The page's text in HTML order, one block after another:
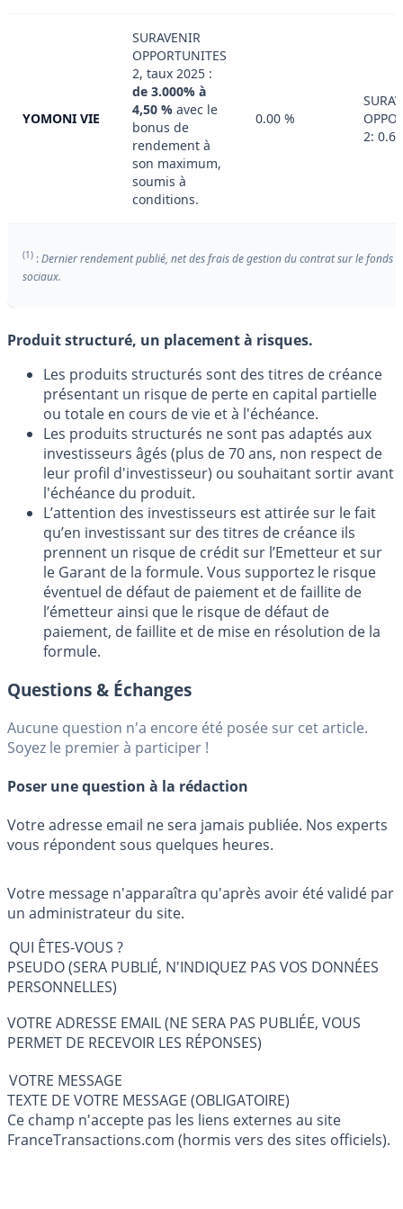
YOMONI VIE
SURAVENIR
OPPORTUNITES
2, taux 2025 :
de 3.000% à
4,50 % avec le
bonus de
rendement à
son maximum,
soumis à
conditions.
0.00 %
2:
(1) :Dernier rendement publié, net des frais de gestion du contrat sur le fonds
sociaux.
Produit structuré, un placement à risques.
Les produits structurés sont des titres de créance
présentant un risque de perte en capital partielle
ou totale en cours de vie et à l'échéance.
Les produits structurés ne sont pas adaptés aux
investisseurs âgés (plus de 70 ans, non respect de
leur profil d'investisseur) ou souhaitant sortir avant
l'échéance du produit.
L’attention des investisseurs est attirée sur le fait
qu’en investissant sur des titres de créance ils
prennent un risque de crédit sur l’Emetteur et sur
le Garant de la formule. Vous supportez le risque
éventuel de défaut de paiement et de faillite de
l’émetteur ainsi que le risque de défaut de
paiement, de faillite et de mise en résolution de la
formule.
Questions & Échanges
Aucune question n'a encore été posée sur cet article.
Soyez le premier à participer !
Poser une question à la rédaction
Votre adresse email ne sera jamais publiée. Nos experts
vous répondent sous quelques heures.
Votre message n'apparaîtra qu'après avoir été validé par
un administrateur du site.
QUI ÊTES-VOUS ?
PSEUDO (SERA PUBLIÉ, N'INDIQUEZ PAS VOS DONNÉES
PERSONNELLES)
VOTRE ADRESSE EMAIL (NE SERA PAS PUBLIÉE, VOUS
PERMET DE RECEVOIR LES RÉPONSES)
VOTRE MESSAGE
TEXTE DE VOTRE MESSAGE (OBLIGATOIRE)
Ce champ n'accepte pas les liens externes au site
FranceTransactions.com (hormis vers des sites officiels).